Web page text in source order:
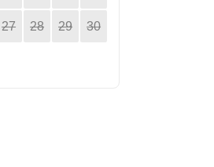
27 28 29 30